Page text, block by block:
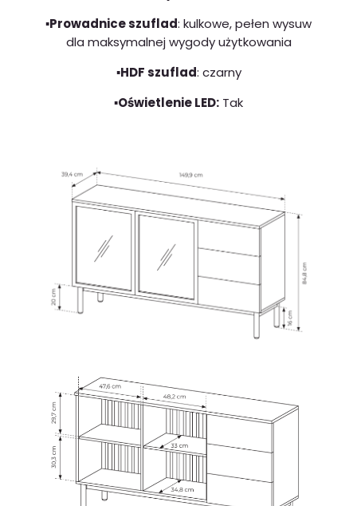
▪️Prowadnice szuflad: kulkowe, pełen wysuw
dla maksymalnej wygody użytkowania
▪️HDF szuflad: czarny
▪️Oświetlenie LED: Tak